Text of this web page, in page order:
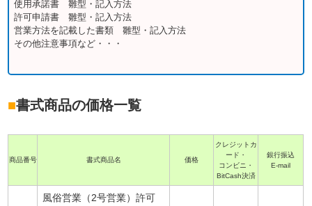
使用承諾書 雛型・記入方法
許可申請書 雛型・記入方法
営業方法を記載した書類 雛型・記入方法
その他注意事項など・・・
■書式商品の価格一覧
商品番号 書式商品名 価格
クレジットカ
ード・
コンビニ・
BitCash決済
銀行振込
E-mail
風俗営業（2号営業）許可